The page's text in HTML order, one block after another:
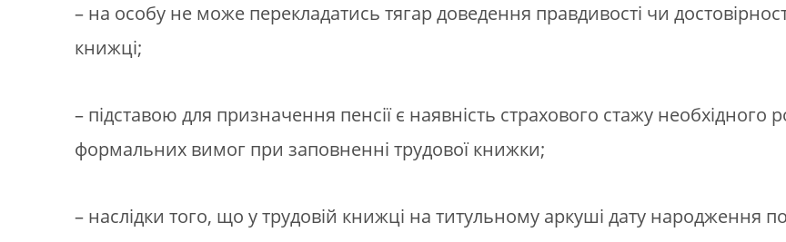
– на особу не може перекладатись тягар доведення правдивості чи
книжці;
– підставою для призначення пенсії є наявність страхового стажу необхідного
формальних вимог при заповненні трудової книжки;
– наслідки того, що у трудовій книжці на титульному аркуші дату